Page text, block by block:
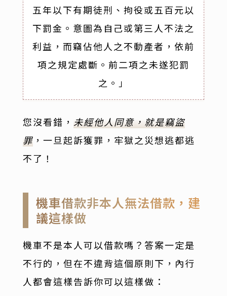
五年以下有期徒刑、拘役或五百元以
下罰金。意圖為自己或第三人不法之
利益，而竊佔他人之不動產者，依前
項之規定處斷。前二項之未遂犯罰
之。」
您沒看錯， 未經他人同意，就是竊盜
罪，一旦起訴獲罪，牢獄之災想逃都逃
不了！
機車借款非本人無法借款，建
議這樣做
機車不是本人可以借款嗎？答案一定是
不行的，但在不違背這個原則下，內行
人都會這樣告訴你可以這樣做：